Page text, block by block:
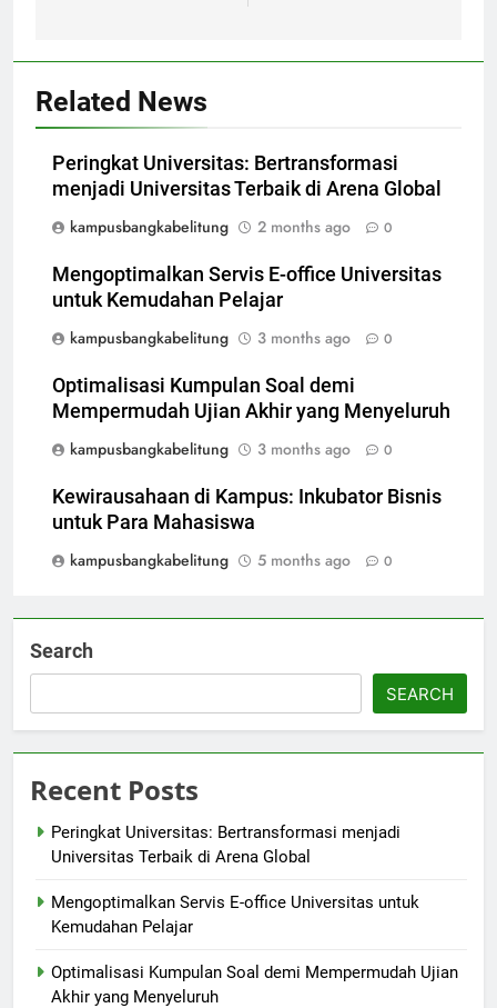
Related News
Peringkat Universitas: Bertransformasi
menjadi Universitas Terbaik di Arena Global
kampusbangkabelitung
2 months ago 0
Mengoptimalkan Servis E-office Universitas
untuk Kemudahan Pelajar
kampusbangkabelitung
3 months ago 0
Optimalisasi Kumpulan Soal demi
Mempermudah Ujian Akhir yang Menyeluruh
kampusbangkabelitung
3 months ago 0
Kewirausahaan di Kampus: Inkubator Bisnis
untuk Para Mahasiswa
kampusbangkabelitung
5 months ago 0
Search
SEARCH
Recent Posts
Peringkat Universitas: Bertransformasi menjadi
Universitas Terbaik di Arena Global
Mengoptimalkan Servis E-office Universitas untuk
Kemudahan Pelajar
Optimalisasi Kumpulan Soal demi Mempermudah Ujian
Akhir yang Menyeluruh